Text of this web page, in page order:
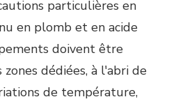
particulières en
en plomb et en acide
doivent être
dédiées, à l'abri de
de température,